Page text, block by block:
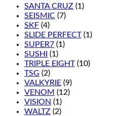
SANTA CRUZ (1)
SEISMIC (7)
SKF (4)
SLIDE PERFECT (1)
SUPER7 (1)
SUSHI
(1)
TRIPLE EIGHT (10)
TSG (2)
VALKYRIE (9)
VENOM (12)
VISION (1)
WALTZ (2)